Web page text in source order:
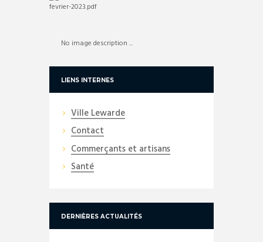
No image description ...
LIENS INTERNES
Ville Lewarde
Contact
Commerçants et artisans
Santé
DERNIÈRES ACTUALITÉS